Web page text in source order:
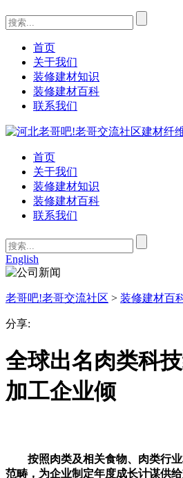
首页
关于我们
装修建材知识
装修建材百科
联系我们
首页
关于我们
装修建材知识
装修建材百科
联系我们
English
老哥吧!老哥交流社区 > 装修建材百
分享:
全球出名肉类科
加工企业倾
按照肉类及相关食物、肉类行业
范畴，为企业制定年度成长计谋供